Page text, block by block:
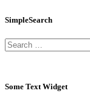
SimpleSearch
Some Text Widget